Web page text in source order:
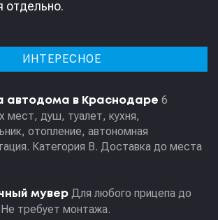
отдельно.
ИНТЕРЕСНОЕ
автодома в Краснодаре 6
мест, душ, туалет, кухня,
отопление, автономная
Категория В. Доставка до места
мувер Для любого прицепа до
требует монтажа.